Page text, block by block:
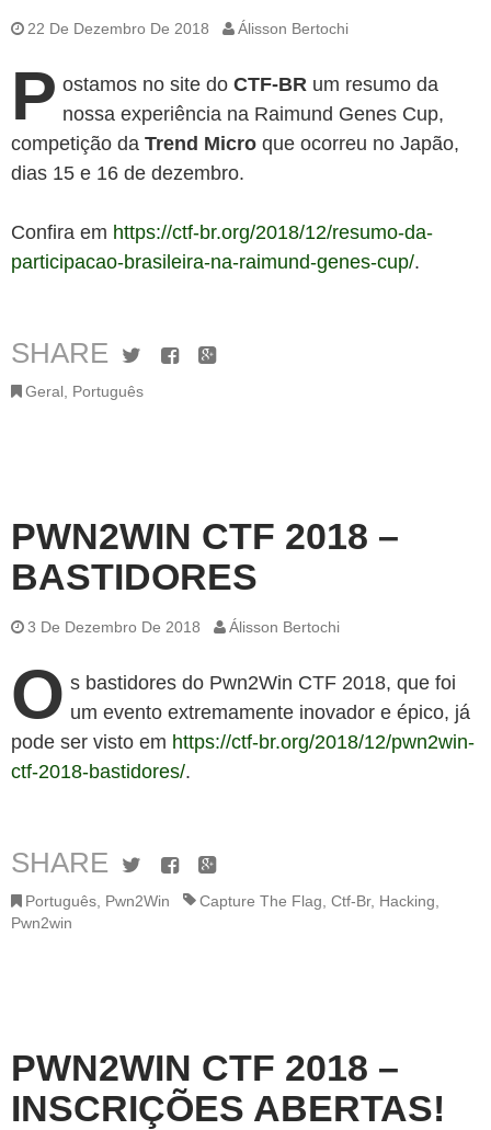
22 De Dezembro De 2018 Álisson Bertochi
P ostamos no site do CTF-BR um resumo da
nossa experiência na Raimund Genes Cup,
competição da Trend Micro que ocorreu no Japão,
dias 15 e 16 de dezembro.
Confira em https://ctf-br.org/2018/12/resumo-da-
participacao-brasileira-na-raimund-genes-cup/.
SHARE TwitterFacebook
Google+
Geral Português
PWN2WIN CTF 2018 –
BASTIDORES
3 De Dezembro De 2018 Álisson Bertochi
O s bastidores do Pwn2Win CTF 2018, que foi
um evento extremamente inovador e épico, já
pode ser visto em https://ctf-br.org/2018/12/pwn2win-
ctf-2018-bastidores/.
SHARE TwitterFacebook
Google+
Português, Pwn2Win Capture The Flag, Ctf-Br, Hacking,
Pwn2win
PWN2WIN CTF 2018 –
INSCRIÇÕES ABERTAS!